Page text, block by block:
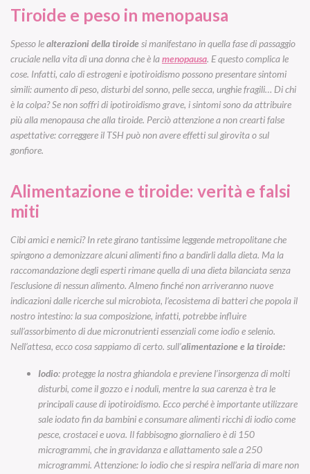
Tiroide e peso in menopausa
Spesso lealterazioni della tiroidesi manifestano in quella fase di passaggio
cruciale nella vita di una donna che è lamenopausa. E questo complica le
cose. Infatti, calo di estrogeni e ipotiroidismo possono presentare sintomi
simili: aumento di peso, disturbi del sonno, pelle secca, unghie fragili… Di chi
è la colpa? Se non soffri di ipotiroidismo grave, i sintomi sono da attribuire
più alla menopausa che alla tiroide. Perciò attenzione a non crearti false
aspettative: correggere il TSH può non avere effetti sul girovita o sul
gonfiore.
Alimentazione e tiroide: verità e falsi
miti
Cibi amici e nemici? In rete girano tantissime leggende metropolitane che
spingono a demonizzare alcuni alimenti fino a bandirli dalla dieta. Ma la
raccomandazione degli esperti rimane quella di una dieta bilanciata senza
l’esclusione di nessun alimento. Almeno finché non arriveranno nuove
indicazioni dalle ricerche sul microbiota, l’ecosistema di batteri che popola il
nostro intestino: la sua composizione, infatti, potrebbe influire
sull’assorbimento di due micronutrienti essenziali come iodio e selenio.
Nell’attesa, ecco cosa sappiamo di certo. sull’alimentazione e la tiroide:
Iodio: protegge la nostra ghiandola e previene l’insorgenza di molti
disturbi, come il gozzo e i noduli, mentre la sua carenza è tra le
principali cause di ipotiroidismo. Ecco perché è importante utilizzare
sale iodato fin da bambini e consumare alimenti ricchi di iodio come
pesce, crostacei e uova. Il fabbisogno giornaliero è di 150
microgrammi, che in gravidanza e allattamento sale a 250
microgrammi. Attenzione: lo iodio che si respira nell’aria di mare non